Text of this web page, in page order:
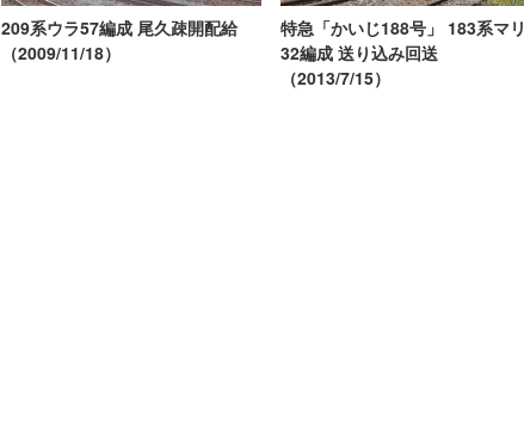
209系ウラ57編成 尾久疎開配給
（2009/11/18）
特急「かいじ188号」 183系マリ
32編成 送り込み回送
（2013/7/15）